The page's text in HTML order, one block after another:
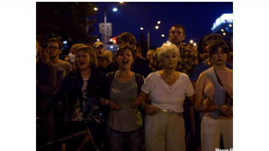
"Utviklingspolitikken
må
ta
menneskerettigheter
på
alvor"